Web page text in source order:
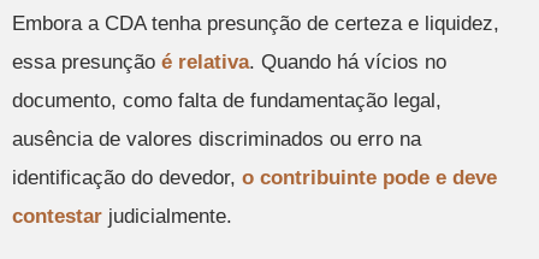
Embora a CDA tenha presunção de certeza e liquidez,
essa presunção é relativa. Quando há vícios no
documento, como falta de fundamentação legal,
ausência de valores discriminados ou erro na
identificação do devedor, o contribuinte pode e deve
contestar judicialmente.